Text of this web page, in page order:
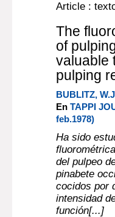
Article :
The
of
valuable
pulping
BUBLITZ,
EnTAPPI
feb.1978)
Ha sido
del pulpeo
pinabete
cocidos por
intensidad
función[...]